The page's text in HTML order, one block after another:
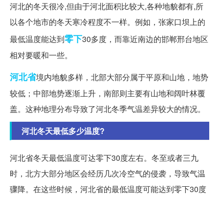
河北的冬天很冷,但由于河北面积比较大,各种地貌都有,所
以各个地市的冬天寒冷程度不一样。例如，张家口坝上的
最低温度能达到零下30多度，而靠近南边的邯郸邢台地区
相对要暖和一些。
河北省境内地貌多样，北部大部分属于平原和山地，地势
较低；中部地势逐渐上升，南部则主要有山地和阔叶林覆
盖。这种地理分布导致了河北冬季气温差异较大的情况。
河北冬天最低多少温度?
河北省冬天最低温度可达零下30度左右。冬至或者三九
时，北方大部分地区会经历几次冷空气的侵袭，导致气温
骤降。在这些时候，河北省的最低温度可能达到零下30度